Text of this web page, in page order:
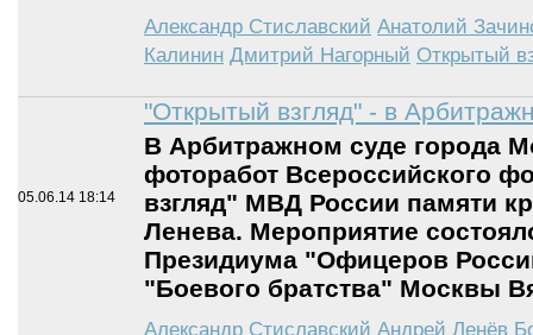
Александр Стиславский Анатолий
Калинин Дмитрий Нагорный Открытый
05.06.14 18:14
"Открытый взгляд" - в
В Арбитражном суде города
фоторабот Всероссийского
взгляд" МВД России памяти
Ленева. Мероприятие
Президиума "Офицеров
"Боевого братства" Москвы
Александр Стиславский Андрей Ленёв